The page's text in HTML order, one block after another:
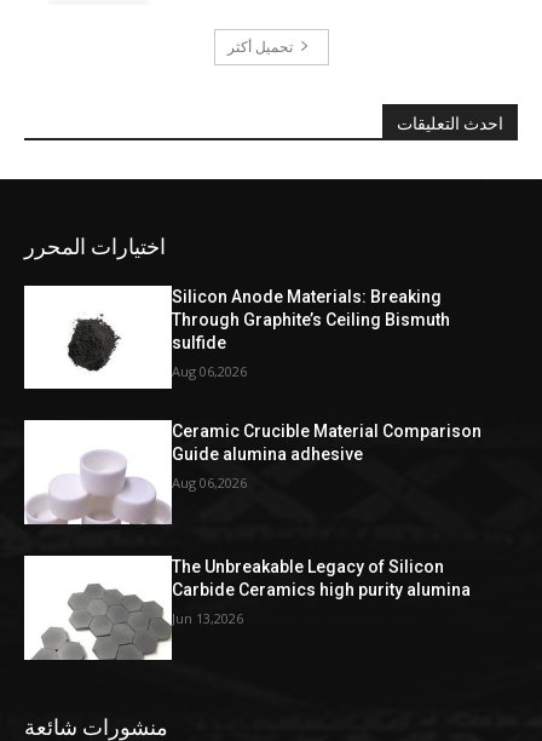
تحميل أكثر
احدث التعليقات
اختيارات المحرر
Silicon Anode Materials: Breaking
Through Graphite’s Ceiling Bismuth
sulfide
Aug 06,2026
Ceramic Crucible Material Comparison
Guide alumina adhesive
Aug 06,2026
The Unbreakable Legacy of Silicon
Carbide Ceramics high purity alumina
Jun 13,2026
منشورات شائعة